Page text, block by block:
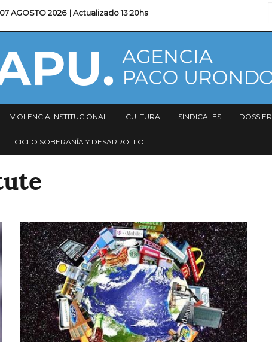
07 AGOSTO 2026 | Actualizado13:20hs
VIOLENCIA INSTITUCIONAL CULTURA SINDICALES DOSSIER
CICLO SOBERANÍA Y DESARROLLO
Imagen